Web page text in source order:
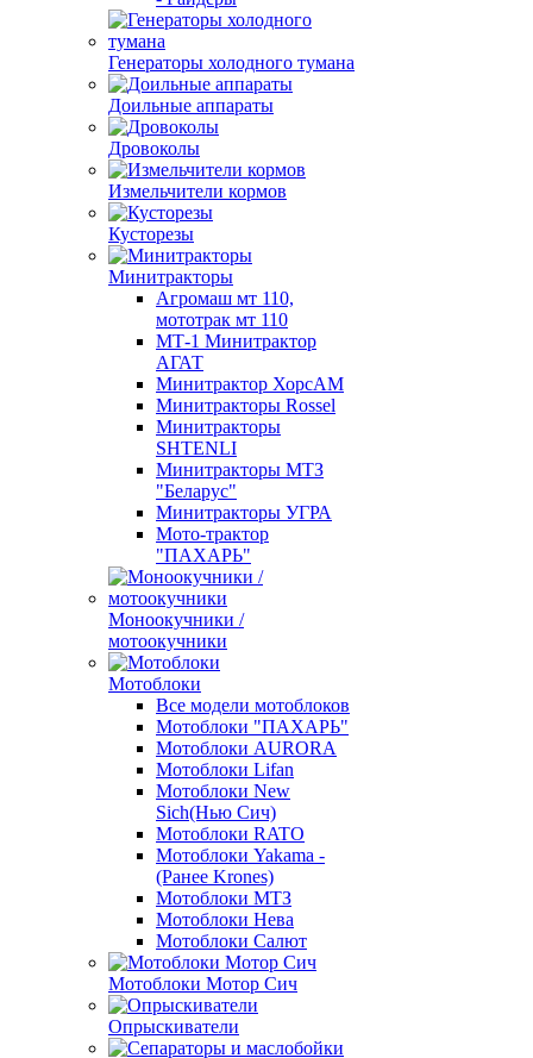
Генераторы холодного тумана
Доильные аппараты
Дровоколы
Измельчители кормов
Кусторезы
Минитракторы
Агромаш мт 110,
мототрак мт 110
МТ-1 Минитрактор
АГАТ
Минитрактор ХорсАМ
Минитракторы Rossel
Минитракторы
SHTENLI
Минитракторы МТЗ
"Беларус"
Минитракторы УГРА
Мото-трактор
"ПАХАРЬ"
Моноокучники /
мотоокучники
Мотоблоки
Все модели мотоблоков
Мотоблоки "ПАХАРЬ"
Мотоблоки AURORA
Мотоблоки Lifan
Мотоблоки New
Sich(Нью Сич)
Мотоблоки RATO
Мотоблоки Yakama -
(Ранее Krones)
Мотоблоки МТЗ
Мотоблоки Нева
Мотоблоки Салют
Мотоблоки Мотор Сич
Опрыскиватели